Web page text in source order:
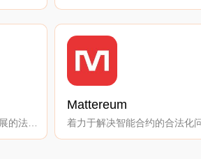
加密与区块链技术不断发展的法律与监管领域的领导者之一。
Mattereum